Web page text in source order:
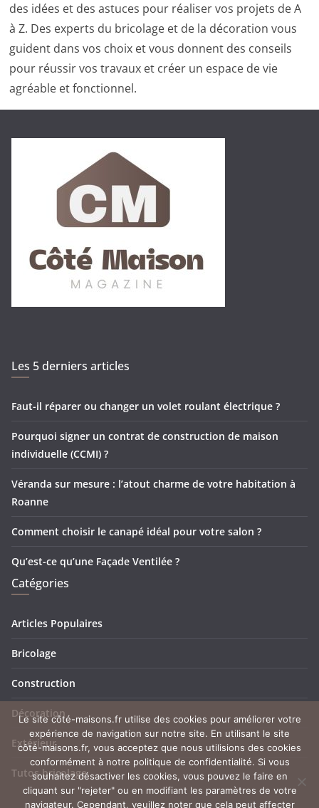
des idées et des astuces pour réaliser vos projets de A
à Z. Des experts du bricolage et de la décoration vous
guident dans vos choix et vous donnent des conseils
pour réussir vos travaux et créer un espace de vie
agréable et fonctionnel.
Les 5 derniers articles
Faut-il réparer ou changer un volet roulant électrique ?
Pourquoi signer un contrat de construction de maison
individuelle (CCMI) ?
Véranda sur mesure : l’atout charme de votre habitation à
Roanne
Comment choisir le canapé idéal pour votre salon ?
Qu’est-ce qu’une Façade Ventilée ?
Catégories
Articles Populaires
Bricolage
Construction
Décoration
Extérieur
Tutos bricolage
Le site côté-maisons.fr utilise des cookies pour améliorer votre
expérience de navigation sur notre site. En utilisant le site
côté-maisons.fr, vous acceptez que nous utilisions des cookies
conformément à notre politique de confidentialité. Si vous
souhaitez désactiver les cookies, vous pouvez le faire en
cliquant sur "rejeter" ou en modifiant les paramètres de votre
navigateur. Cependant, veuillez noter que cela peut affecter